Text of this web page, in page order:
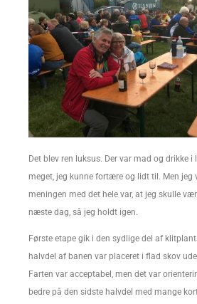
Det blev ren luksus. Der var mad og drikke i
meget, jeg kunne fortære og lidt til. Men jeg
meningen med det hele var, at jeg skulle
næste dag, så jeg holdt igen.
Første etape gik i den sydlige del af
halvdel af banen var placeret i flad skov
Farten var acceptabel, men det var
bedre på den sidste halvdel med mange